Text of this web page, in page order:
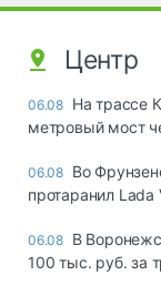
Центр
06.08 На трассе
метровый мост
06.08 Во
протаранил Lada
06.08 В
100 тыс. руб. за